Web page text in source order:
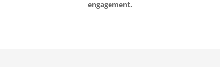
engagement.